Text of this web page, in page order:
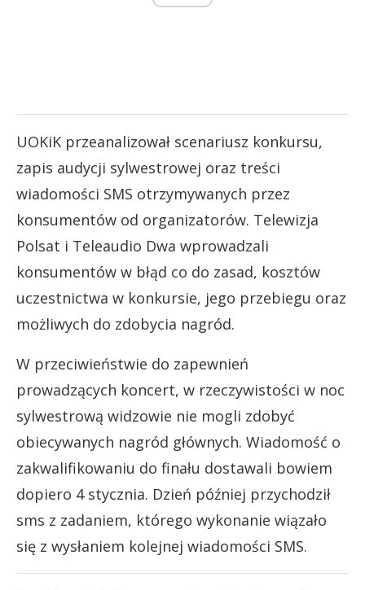
UOKiK przeanalizował scenariusz konkursu,
zapis audycji sylwestrowej oraz treści
wiadomości SMS otrzymywanych przez
konsumentów od organizatorów. Telewizja
Polsat i Teleaudio Dwa wprowadzali
konsumentów w błąd co do zasad, kosztów
uczestnictwa w konkursie, jego przebiegu oraz
możliwych do zdobycia nagród.
W przeciwieństwie do zapewnień
prowadzących koncert, w rzeczywistości w noc
sylwestrową widzowie nie mogli zdobyć
obiecywanych nagród głównych. Wiadomość o
zakwalifikowaniu do finału dostawali bowiem
dopiero 4 stycznia. Dzień później przychodził
sms z zadaniem, którego wykonanie wiązało
się z wysłaniem kolejnej wiadomości SMS.